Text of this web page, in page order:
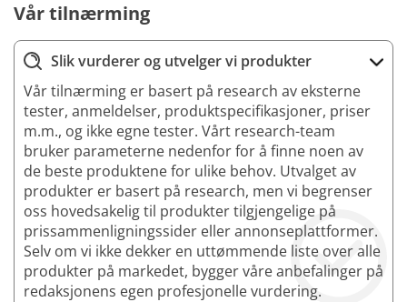
Vår tilnærming
Slik vurderer og utvelger vi produkter
Vår tilnærming er basert på research av eksterne
tester, anmeldelser, produktspecifikasjoner, priser
m.m., og ikke egne tester. Vårt research-team
bruker parameterne nedenfor for å finne noen av
de beste produktene for ulike behov. Utvalget av
produkter er basert på research, men vi begrenser
oss hovedsakelig til produkter tilgjengelige på
prissammenligningssider eller annonseplattformer.
Selv om vi ikke dekker en uttømmende liste over alle
produkter på markedet, bygger våre anbefalinger på
redaksjonens egen profesjonelle vurdering.